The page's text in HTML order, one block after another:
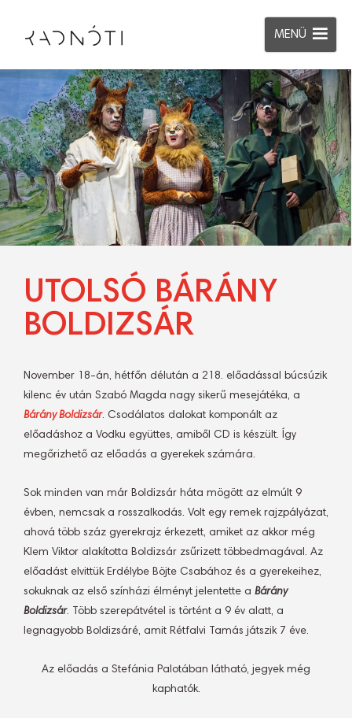
MENÜ
UTOLSÓ BÁRÁNY
BOLDIZSÁR
November 18-án, hétfőn délután a 218. előadással búcsúzik
kilenc év után Szabó Magda nagy sikerű mesejátéka, a
Bárány Boldizsár. Csodálatos dalokat komponált az
előadáshoz a Vodku együttes, amiből CD is készült. Így
megőrizhető az előadás a gyerekek számára.
Sok minden van már Boldizsár háta mögött az elmúlt 9
évben, nemcsak a rosszalkodás. Volt egy remek rajzpályázat,
ahová több száz gyerekrajz érkezett, amiket az akkor még
Klem Viktor alakította Boldizsár zsűrizett többedmagával. Az
előadást elvittük Erdélybe Böjte Csabához és a gyerekeihez,
sokuknak az első színházi élményt jelentette a Bárány
Boldizsár. Több szerepátvétel is történt a 9 év alatt, a
legnagyobb Boldizsáré, amit Rétfalvi Tamás játszik 7 éve.
Az előadás a Stefánia Palotában látható, jegyek még
kaphatók.